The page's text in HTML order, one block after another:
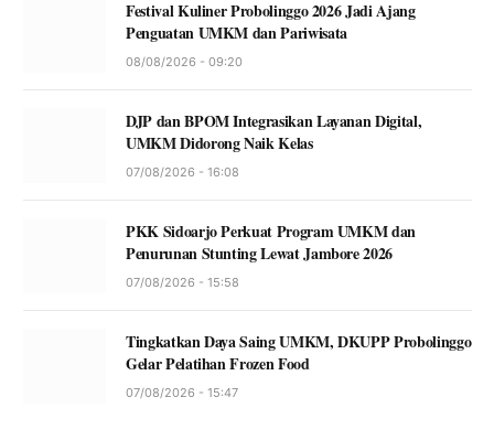
Festival Kuliner Probolinggo 2026 Jadi Ajang
Penguatan UMKM dan Pariwisata
08/08/2026 - 09:20
DJP dan BPOM Integrasikan Layanan Digital,
UMKM Didorong Naik Kelas
07/08/2026 - 16:08
PKK Sidoarjo Perkuat Program UMKM dan
Penurunan Stunting Lewat Jambore 2026
07/08/2026 - 15:58
Tingkatkan Daya Saing UMKM, DKUPP Probolinggo
Gelar Pelatihan Frozen Food
07/08/2026 - 15:47